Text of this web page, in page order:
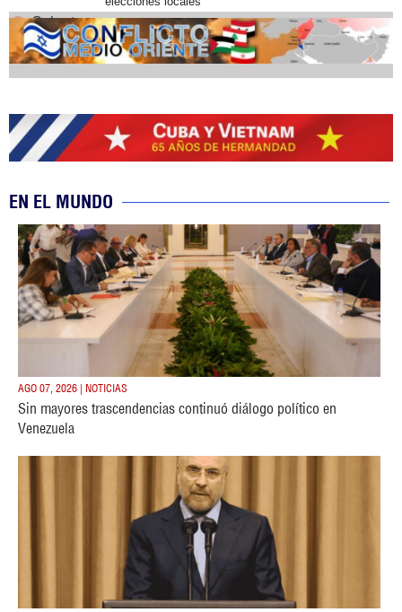
Cobertura
EN EL MUNDO
AGO 07, 2026 | NOTICIAS
Sin mayores trascendencias continuó diálogo político en
Venezuela